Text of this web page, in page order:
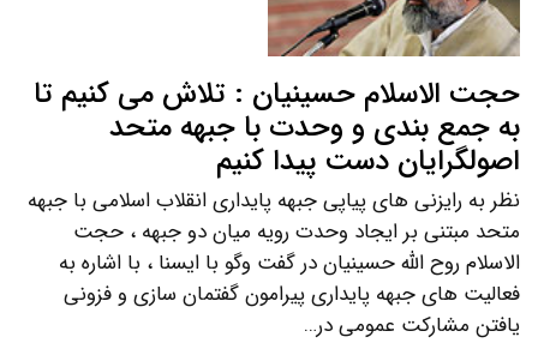
حجت الاسلام حسینیان : تلاش می کنیم تا
به جمع بندی و وحدت با جبهه متحد
اصولگرایان دست پیدا کنیم
نظر به رایزنی های پیاپی جبهه پایداری انقلاب اسلامی با جبهه
متحد مبتنی بر ایجاد وحدت رویه میان دو جبهه ، حجت
الاسلام روح الله حسینیان در گفت وگو با ایسنا ، با اشاره به
فعالیت های جبهه پایداری پیرامون گفتمان سازی و فزونی
یافتن مشارکت عمومی در…